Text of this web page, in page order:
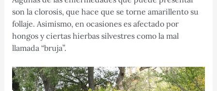
son la clorosis, que hace que se torne amarillento su
follaje. Asimismo, en ocasiones es afectado por
hongos y ciertas hierbas silvestres como la mal
llamada “bruja”.